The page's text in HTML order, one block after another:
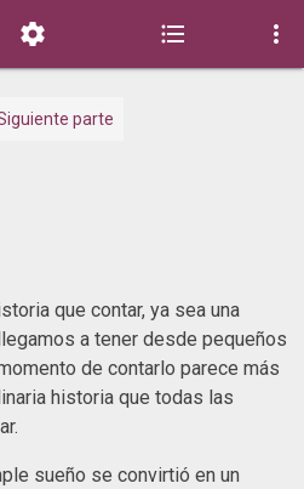
  
parte
que contar, ya sea una
a tener desde pequeños
de contarlo parece más
historia que todas las
sueño se convirtió en un